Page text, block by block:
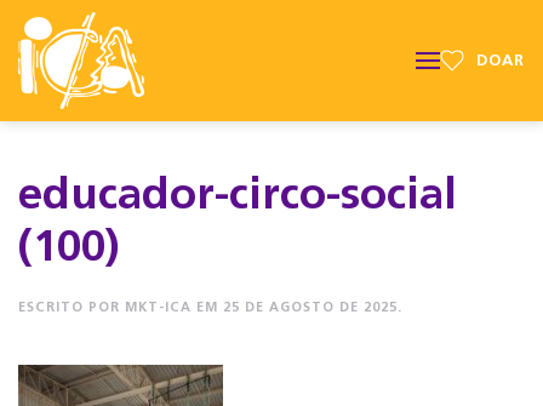
DOAR
educador-circo-social
(100)
ESCRITO POR MKT-ICA EM 25 DE AGOSTO DE 2025